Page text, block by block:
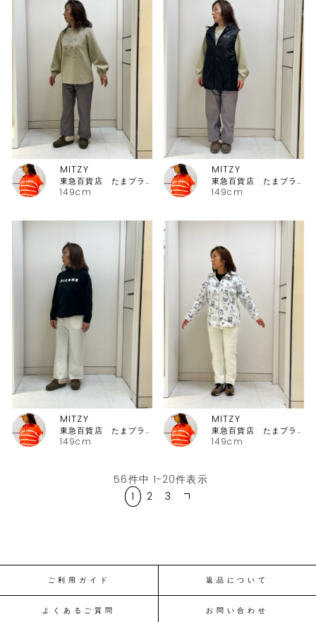
149cm
MITZY
東急百貨店 たまプラーザ店ピッコーネ
149cm
MITZY
東急百貨店 たまプラーザ店ピッコーネ
149cm
MITZY
東急百貨店 たまプラーザ店ピッコーネ
149cm
MITZY
東急百貨店 たまプラーザ店ピッコーネ
56件中 1-20件表示
1
2 3
ご利用ガイド 返品について
よくあるご質問 お問い合わせ